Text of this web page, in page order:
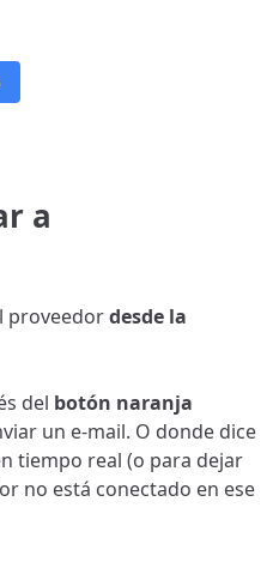
a
proveedordesde la
del botón naranja
un e-mail. O donde dice
tiempo real (o para dejar
no está conectado en ese